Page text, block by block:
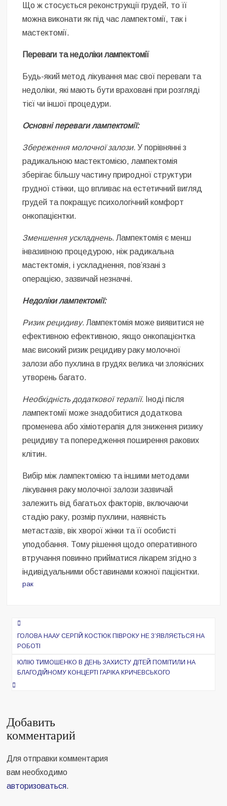
Що ж стосується реконструкції грудей, то її
можна виконати як під час лампектомії, так і
мастектомії.
Переваги та недоліки лампектомії
Будь-який метод лікування має свої переваги та
недоліки, які мають бути враховані при розгляді
тієї чи іншої процедури.
Основні переваги лампектомії:
Збереження молочної залози. У порівнянні з
радикальною мастектомією, лампектомія
зберігає більшу частину природної структури
грудної стінки, що впливає на естетичний вигляд
грудей та покращує психологічний комфорт
онкопацієнтки.
Зменшення ускладнень. Лампектомія є менш
інвазивною процедурою, ніж радикальна
мастектомія, і ускладнення, пов’язані з
операцією, зазвичай незначні.
Недоліки лампектомії:
Ризик рецидиву. Лампектомія може виявитися не
ефективною ефективною, якщо онкопацієнтка
має високий ризик рецидиву раку молочної
залози або пухлина в грудях велика чи злоякісних
утворень багато.
Необхідність додаткової терапії. Іноді після
лампектомії може знадобитися додаткова
променева або хіміотерапія для зниження ризику
рецидиву та попередження поширення ракових
клітин.
Вибір між лампектомією та іншими методами
лікування раку молочної залози зазвичай
залежить від багатьох факторів, включаючи
стадію раку, розмір пухлини, наявність
метастазів, вік хворої жінки та її особисті
уподобання. Тому рішення щодо оперативного
втручання повинно прийматися лікарем згідно з
індивідуальними обставинами кожної пацієнтки.
рак
Навигация
по
записям
ГОЛОВА НААУ СЕРГІЙ КОСТЮК ПІВРОКУ НЕ З’ЯВЛЯЄТЬСЯ НА
РОБОТІ
ЮЛІЮ ТИМОШЕНКО В ДЕНЬ ЗАХИСТУ ДІТЕЙ ПОМІТИЛИ НА
БЛАГОДІЙНОМУ КОНЦЕРТІ ГАРІКА КРИЧЕВСЬКОГО
Добавить
комментарий
Для отправки комментария
вам необходимо
авторизоваться.